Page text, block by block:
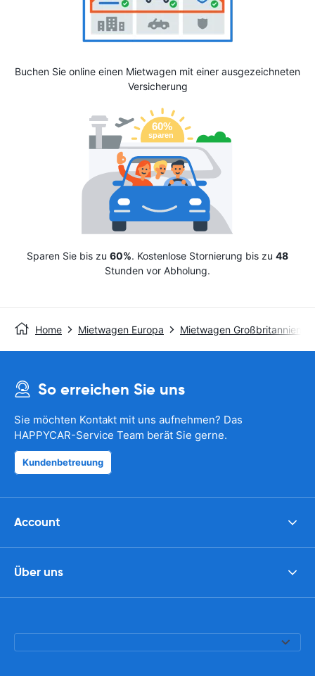
Buchen Sie online einen Mietwagen mit einer ausgezeichneten
Versicherung
Sparen Sie bis zu 60%. Kostenlose Stornierung bis zu 48
Stunden vor Abholung.
Home Mietwagen Europa Mietwagen Großbritannien
So erreichen Sie uns
Sie möchten Kontakt mit uns aufnehmen? Das
HAPPYCAR-Service Team berät Sie gerne.
Kundenbetreuung
Account
Über uns